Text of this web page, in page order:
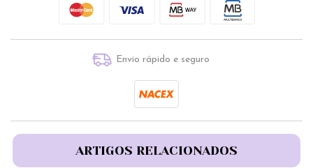
Envio rápido e seguro
ARTIGOS RELACIONADOS